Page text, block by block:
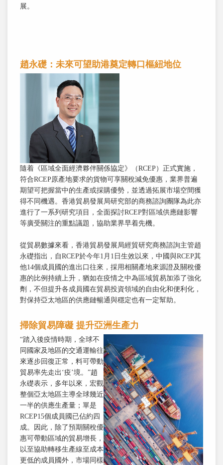
展。
趙永礎：未來可望助港奠定轉口樞紐地位
隨着《區域全面經濟夥伴關係協定》（RCEP）正式實施，
符合RCEP原產地要求的貨物可享關稅減免優惠，業界普遍
期望可把握當中的生產或採購優勢，並透過拓展市場空間獲
得不同機遇。香港貿易發展局研究部的商務諮詢團隊為此亦
進行了一系列研究項目，全面探討RCEP對區域供應鏈影響
等廣受關注的重點議題，協助業界早着先機。
從貿易數據來看，香港貿易發展局經貿研究商務諮詢主管趙
永礎指出，自RCEP於今年1月1日生效以來，中國與RCEP其
他14個成員國的進出口往來，採用相關產地來源證及關稅優
惠的比例持續上升，猶如在疫情之中為區域貿易加添了強化
劑，不但提升各成員國在貿易投資領域的自由化和便利化，
對保持亞太地區的供應鏈暢通與穩定也有一定幫助。
掃除貿易障礙 提升亞洲生產力
“踏入後疫情時期，全球不
同國家及地區的交通運輸往
來逐步回復正常，料可帶動
貿易率先走出‘疫’境。”趙
永礎表示，多年以來，宏觀
整個亞太地區主導全球幾近
一半的供應生產量；單是
RCEP15個成員國已佔約四
成。因此，除了預期關稅優
惠可帶動區域的貿易增長，
以至協助轉移生產線至成本
更低的成員國外，市場同樣